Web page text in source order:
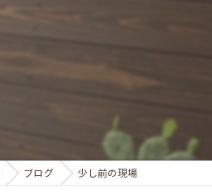
ブログ 少し前の現場